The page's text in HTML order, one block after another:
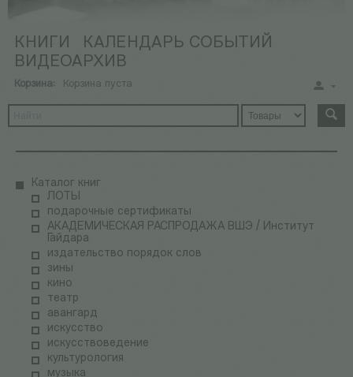
КНИГИ
КАЛЕНДАРЬ СОБЫТИЙ
ВИДЕОАРХИВ
Корзина: Корзина пуста
Каталог книг
ЛОТЫ
подарочные сертификаты
АКАДЕМИЧЕСКАЯ РАСПРОДАЖА ВШЭ / Институт
Гайдара
издательство порядок слов
зины
кино
театр
авангард
искусство
искусствоведение
культурология
музыка